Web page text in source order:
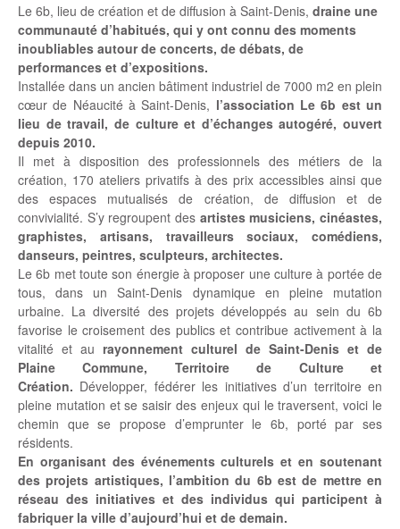
Le 6b, lieu de création et de diffusion à Saint-Denis, draine une
communauté d’habitués, qui y ont connu des moments
inoubliables autour de concerts, de débats, de
performances et d’expositions.
Installée dans un ancien bâtiment industriel de 7000 m2 en plein
cœur de Néaucité à Saint-Denis, l’association Le 6b est un
lieu de travail, de culture et d’échanges autogéré, ouvert
depuis 2010.
Il met à disposition des professionnels des métiers de la
création, 170 ateliers privatifs à des prix accessibles ainsi que
des espaces mutualisés de création, de diffusion et de
convivialité. S’y regroupent des artistes musiciens, cinéastes,
graphistes, artisans, travailleurs sociaux, comédiens,
danseurs, peintres, sculpteurs, architectes.
Le 6b met toute son énergie à proposer une culture à portée de
tous, dans un Saint-Denis dynamique en pleine mutation
urbaine. La diversité des projets développés au sein du 6b
favorise le croisement des publics et contribue activement à la
vitalité et au rayonnement culturel de Saint-Denis et de
Plaine Commune, Territoire de Culture et
Création. Développer, fédérer les initiatives d’un territoire en
pleine mutation et se saisir des enjeux qui le traversent, voici le
chemin que se propose d’emprunter le 6b, porté par ses
résidents.
En organisant des événements culturels et en soutenant
des projets artistiques, l’ambition du 6b est de mettre en
réseau des initiatives et des individus qui participent à
fabriquer la ville d’aujourd’hui et de demain.